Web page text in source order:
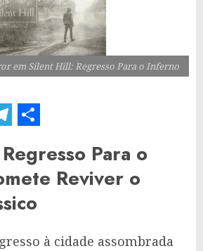
em Silent Hill: Regresso Para o Inferno
Share
Para o
Reviver o
à cidade assombrada